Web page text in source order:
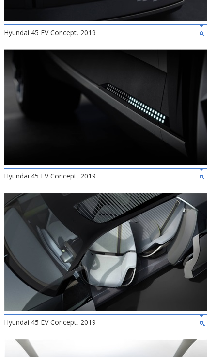
Hyundai 45 EV Concept, 2019
Hyundai 45 EV Concept, 2019
Hyundai 45 EV Concept, 2019